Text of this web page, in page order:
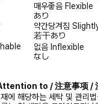
매우좋음 Flexible
あり
약간당겨짐
若干あり
없음 Inflexible
なし
Attention to / 注意事项 /
에 해당하는 세탁 및 관리